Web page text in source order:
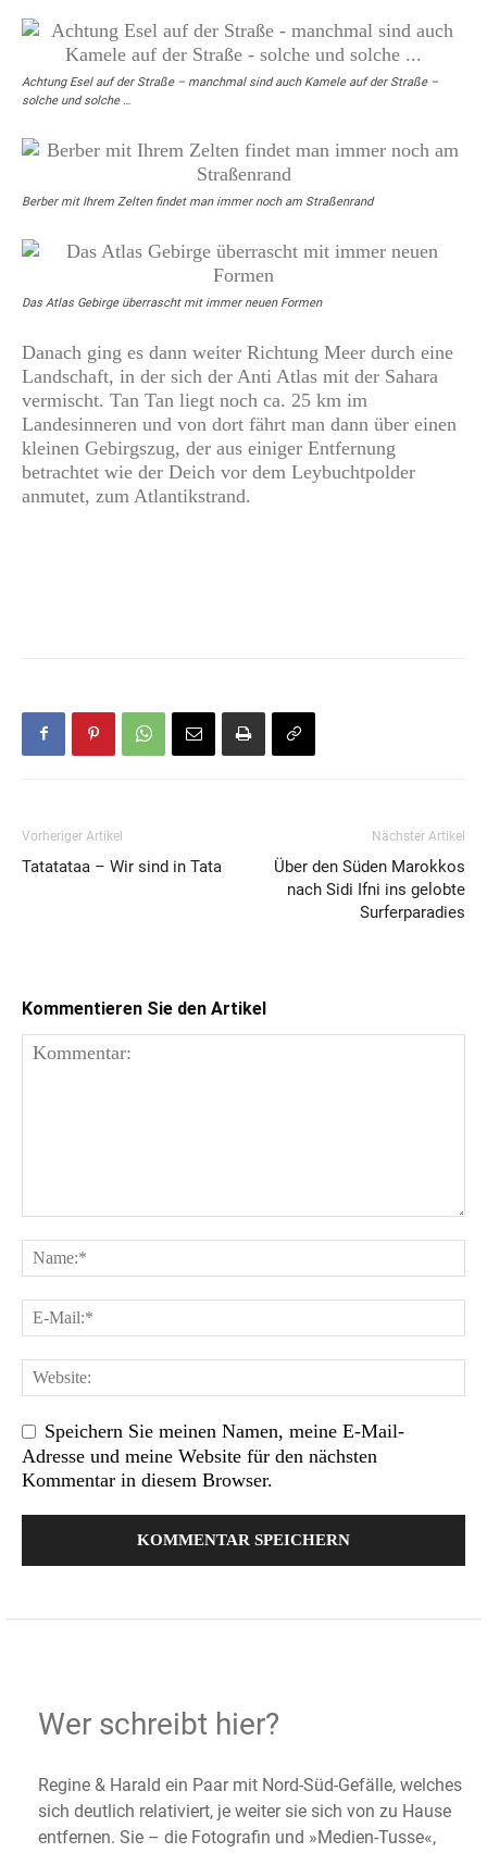
Achtung Esel auf der Straße – manchmal sind auch Kamele auf der Straße –
solche und solche …
Berber mit Ihrem Zelten findet man immer noch am Straßenrand
Das Atlas Gebirge überrascht mit immer neuen Formen
Danach ging es dann weiter Richtung Meer durch eine
Landschaft, in der sich der Anti Atlas mit der Sahara
vermischt. Tan Tan liegt noch ca. 25 km im
Landesinneren und von dort fährt man dann über einen
kleinen Gebirgszug, der aus einiger Entfernung
betrachtet wie der Deich vor dem Leybuchtpolder
anmutet, zum Atlantikstrand.
Vorheriger Artikel
Tatatataa – Wir sind in Tata
Nächster Artikel
Über den Süden Marokkos
nach Sidi Ifni ins gelobte
Surferparadies
Kommentieren Sie den Artikel
Speichern Sie meinen Namen, meine E-Mail-
Adresse und meine Website für den nächsten
Kommentar in diesem Browser.
Wer schreibt hier?
Regine & Harald ein Paar mit Nord-Süd-Gefälle, welches
sich deutlich relativiert, je weiter sie sich von zu Hause
entfernen. Sie – die Fotografin und »Medien-Tusse«,